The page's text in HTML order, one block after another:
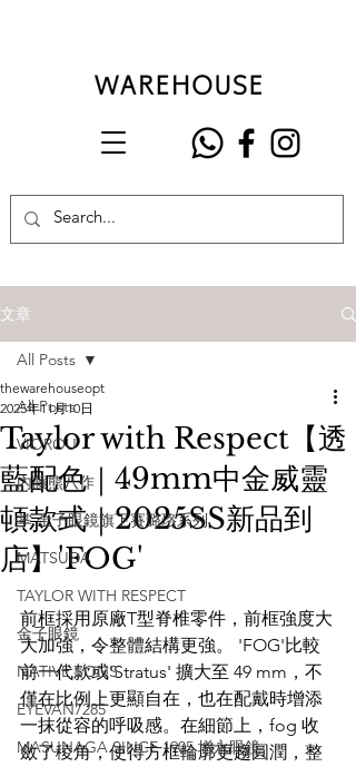
文章
All Posts
VIOROU
內藤熊八作
掌 金子眼鏡旗下賽璐珞系列
MATSUDA
TAYLOR WITH RESPECT
金子眼鏡
NATIVE SONS
EYEVAN7285
MASUNAGA SINCE 1905 增永眼鏡
All Posts
Taylor with Respect【透
藍配色｜49mm中金威靈
頓款式｜2025SS新品到
店】'FOG'
thewarehouseopt
2025年11月10日
前框採用原廠T型脊椎零件，前框強度大
大加強，令整體結構更強。 'FOG'比較
前一代款或'Stratus' 擴大至 49 mm，不
僅在比例上更顯自在，也在配戴時增添
一抹從容的呼吸感。在細節上，fog 收
斂了稜角，使得方框輪廓更趨圓潤，整